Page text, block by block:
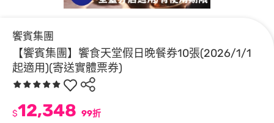
饗賓集團
【饗賓集團】饗食天堂假日晚餐券10張(2026/1/1
起適用)(寄送實體票券)
$12,348 99折